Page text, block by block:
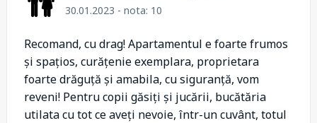
30.01.2023 - nota: 10
Recomand, cu drag! Apartamentul e foarte frumos
și spațios, curățenie exemplara, proprietara
foarte drăguță și amabila, cu siguranță, vom
reveni! Pentru copii găsiți și jucării, bucătăria
utilata cu tot ce aveți nevoie, într-un cuvânt, totul